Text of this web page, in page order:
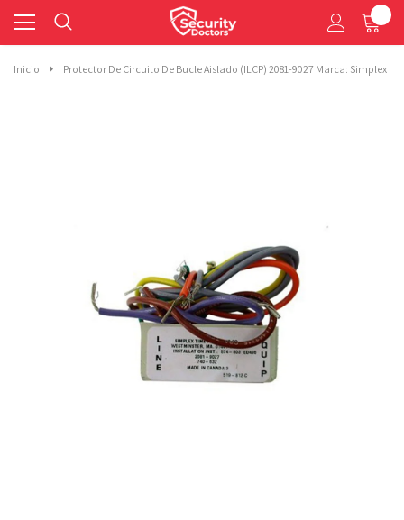
Inicio Protector De Circuito De Bucle Aislado (ILCP) 2081-9027 Marca: Simplex